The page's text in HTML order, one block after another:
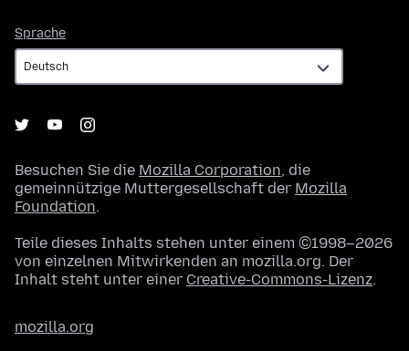
Sprache
Besuchen Sie die Mozilla Corporation, die
gemeinnützige Muttergesellschaft der Mozilla
Foundation.
Teile dieses Inhalts stehen unter einem ©1998–2026
von einzelnen Mitwirkenden an mozilla.org. Der
Inhalt steht unter einer Creative-Commons-Lizenz.
mozilla.org